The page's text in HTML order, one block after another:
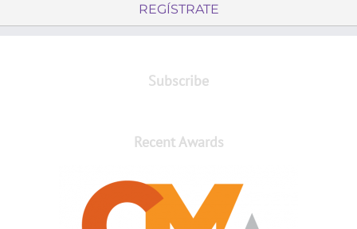
REGÍSTRATE
Subscribe
Recent Awards